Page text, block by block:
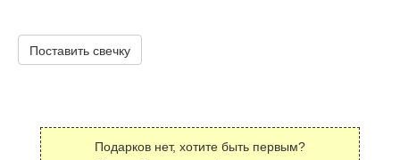
Поставить свечку
Подарков нет, хотите быть первым?